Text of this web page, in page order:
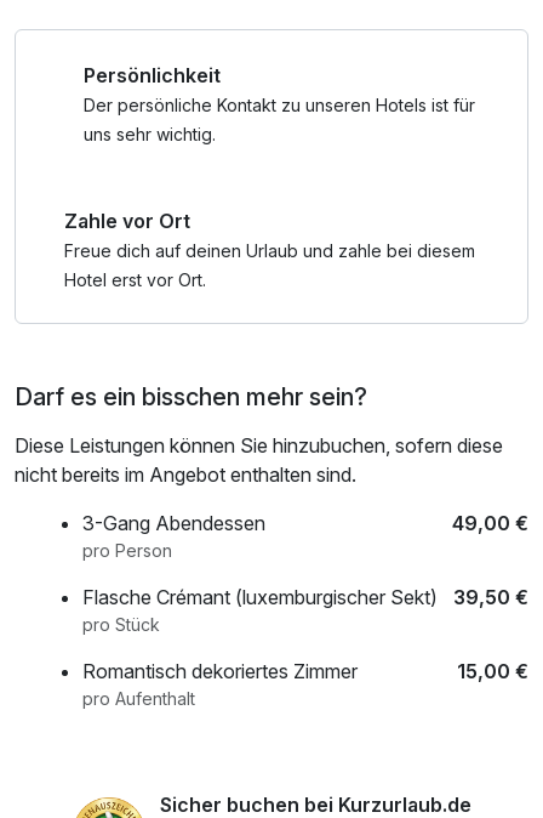
Ihrem Aufenthalt zusätzlichen Komfort verleiht. Auf 25, 37
oder 53 m² erwarten Sie ein großzügiges King-Size-Bett
sowie ein offen gestaltetes Design-Badezimmer mit
Kulinarisch verwöhnt Sie das faces Lounge & Restaurant
mit einer exquisiten, französisch inspirierten Küche.
Ambiente.
Familienfreundlich: *Kinder im Alter von 0–6,99 Jahren
übernachten kostenfrei im Bett der Eltern und werden vom
LÉGÈRE HOTEL Luxemburg zum frühstück eingeladen.
Wellnessbereich nach check out
Persönlichkeit
Der persönliche Kontakt zu unseren Hotels ist für
uns sehr wichtig.
Zahle vor Ort
Freue dich auf deinen Urlaub und zahle bei diesem
Hotel erst vor Ort.
Darf es ein bisschen mehr sein?
Diese Leistungen können Sie hinzubuchen, sofern diese
nicht bereits im Angebot enthalten sind.
3-Gang Abendessen
49,00 €
pro Person
Flasche Crémant (luxemburgischer Sekt) 39,50 €
pro Stück
Romantisch dekoriertes Zimmer 15,00 €
pro Aufenthalt
pro Tag
Sicher buchen bei Kurzurlaub.de